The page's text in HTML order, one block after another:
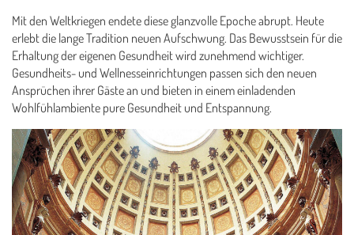
Mit den Weltkriegen endete diese glanzvolle Epoche abrupt. Heute
erlebt die lange Tradition neuen Aufschwung. Das Bewusstsein für die
Erhaltung der eigenen Gesundheit wird zunehmend wichtiger.
Gesundheits- und Wellnesseinrichtungen passen sich den neuen
Ansprüchen ihrer Gäste an und bieten in einem einladenden
Wohlfühlambiente pure Gesundheit und Entspannung.